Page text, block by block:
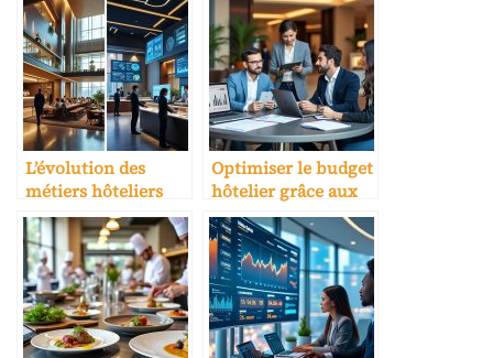
L’évolution des
métiers hôteliers
avec l’IA
Optimiser le budget
hôtelier grâce aux
prestataires
spécialisés